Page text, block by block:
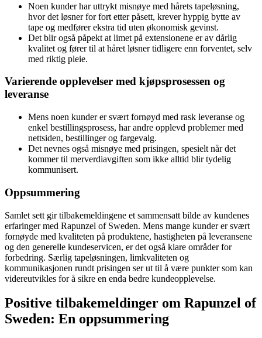
Noen kunder har uttrykt misnøye med hårets tapeløsning,
hvor det løsner for fort etter påsett, krever hyppig bytte av
tape og medfører ekstra tid uten økonomisk gevinst.
Det blir også påpekt at limet på extensionene er av dårlig
kvalitet og fører til at håret løsner tidligere enn forventet, selv
med riktig pleie.
Varierende opplevelser med kjøpsprosessen og
leveranse
Mens noen kunder er svært fornøyd med rask leveranse og
enkel bestillingsprosess, har andre opplevd problemer med
nettsiden, bestillinger og fargevalg.
Det nevnes også misnøye med prisingen, spesielt når det
kommer til merverdiavgiften som ikke alltid blir tydelig
kommunisert.
Oppsummering
Samlet sett gir tilbakemeldingene et sammensatt bilde av kundenes
erfaringer med Rapunzel of Sweden. Mens mange kunder er svært
fornøyde med kvaliteten på produktene, hastigheten på leveransene
og den generelle kundeservicen, er det også klare områder for
forbedring. Særlig tapeløsningen, limkvaliteten og
kommunikasjonen rundt prisingen ser ut til å være punkter som kan
videreutvikles for å sikre en enda bedre kundeopplevelse.
Positive tilbakemeldinger om Rapunzel of
Sweden: En oppsummering